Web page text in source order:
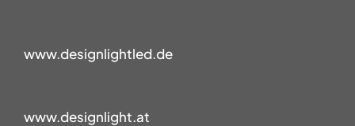
www.designlightled.de
www.designlight.at